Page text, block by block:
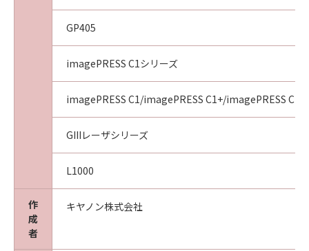
GP405
imagePRESS C1シリーズ
imagePRESS C1/imagePRESS C1+/imagePRESS
GIIIレーザシリーズ
L1000
作
成
者
キヤノン株式会社